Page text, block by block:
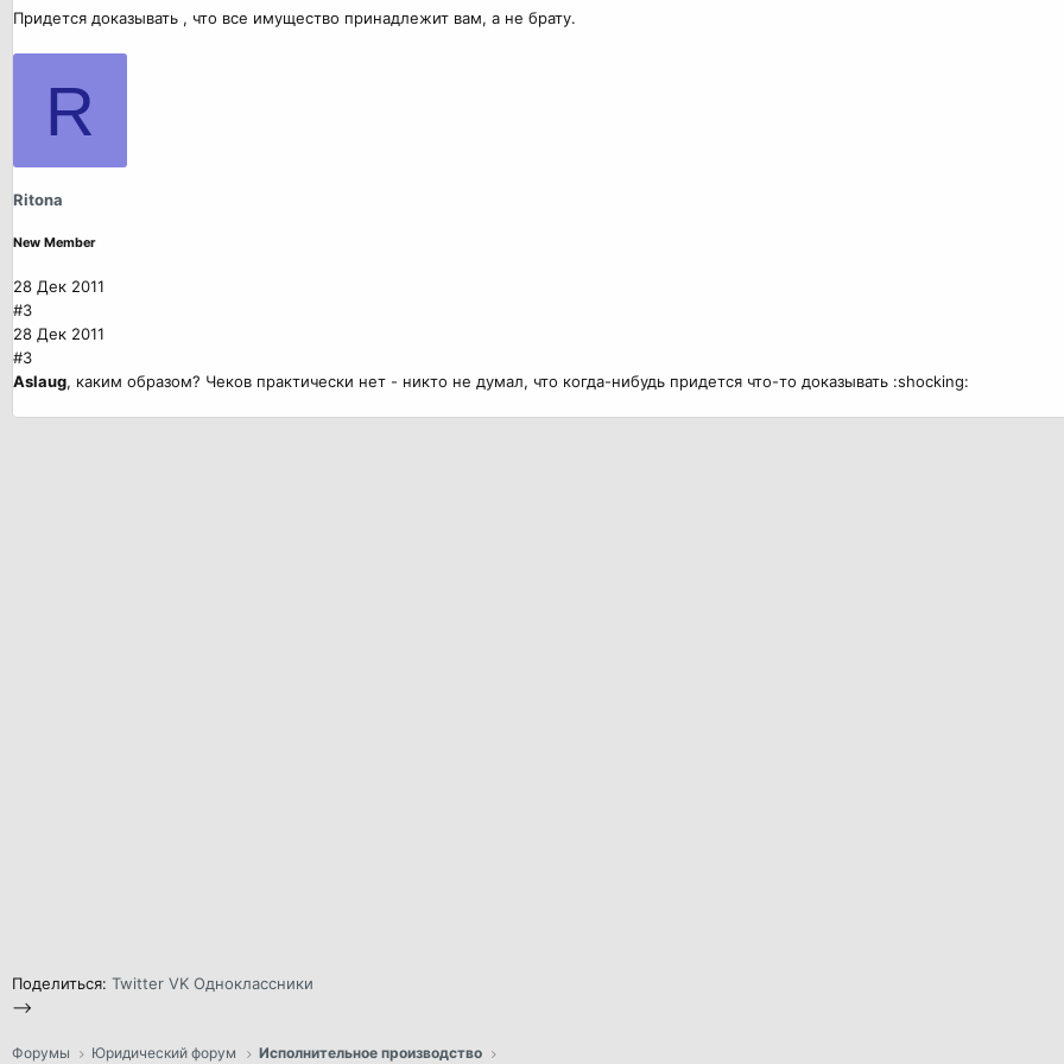
Придется доказывать , что все имущество принадлежит вам, а не брату.
R
Ritona
New Member
28 Дек 2011
#3
28 Дек 2011
#3
Aslaug, каким образом? Чеков практически нет - никто не думал, что когда-нибудь придется что-то доказывать :shocking:
Поделиться: Twitter VK Одноклассники
-->
Форумы Юридический форум Исполнительное производство